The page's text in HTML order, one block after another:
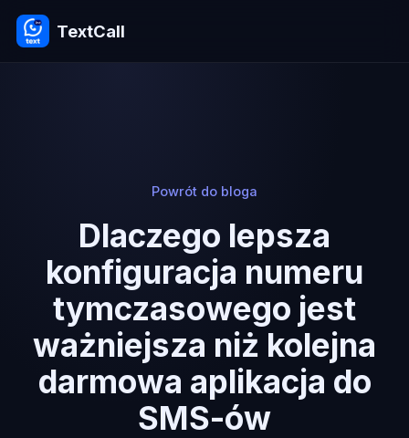
TextCall
Powrót do bloga
Dlaczego lepsza
konfiguracja numeru
tymczasowego jest
ważniejsza niż kolejna
darmowa aplikacja do
SMS-ów